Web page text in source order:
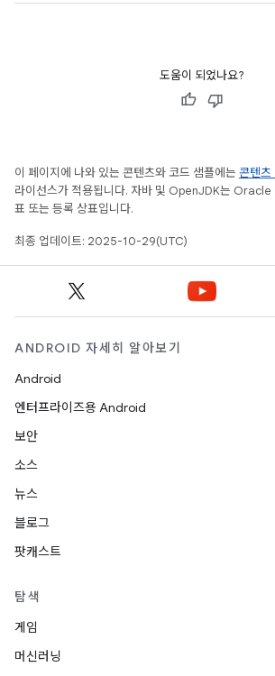
도움이 되었나요?
이 페이지에 나와 있는 콘텐츠와 코드 샘플에는 콘텐츠
라이선스가 적용됩니다. 자바 및 OpenJDK는
표 또는 등록 상표입니다.
최종 업데이트: 2025-10-29(UTC)
ANDROID 자세히 알아보기
Android
엔터프라이즈용 Android
보안
소스
뉴스
블로그
팟캐스트
탐색
게임
머신러닝